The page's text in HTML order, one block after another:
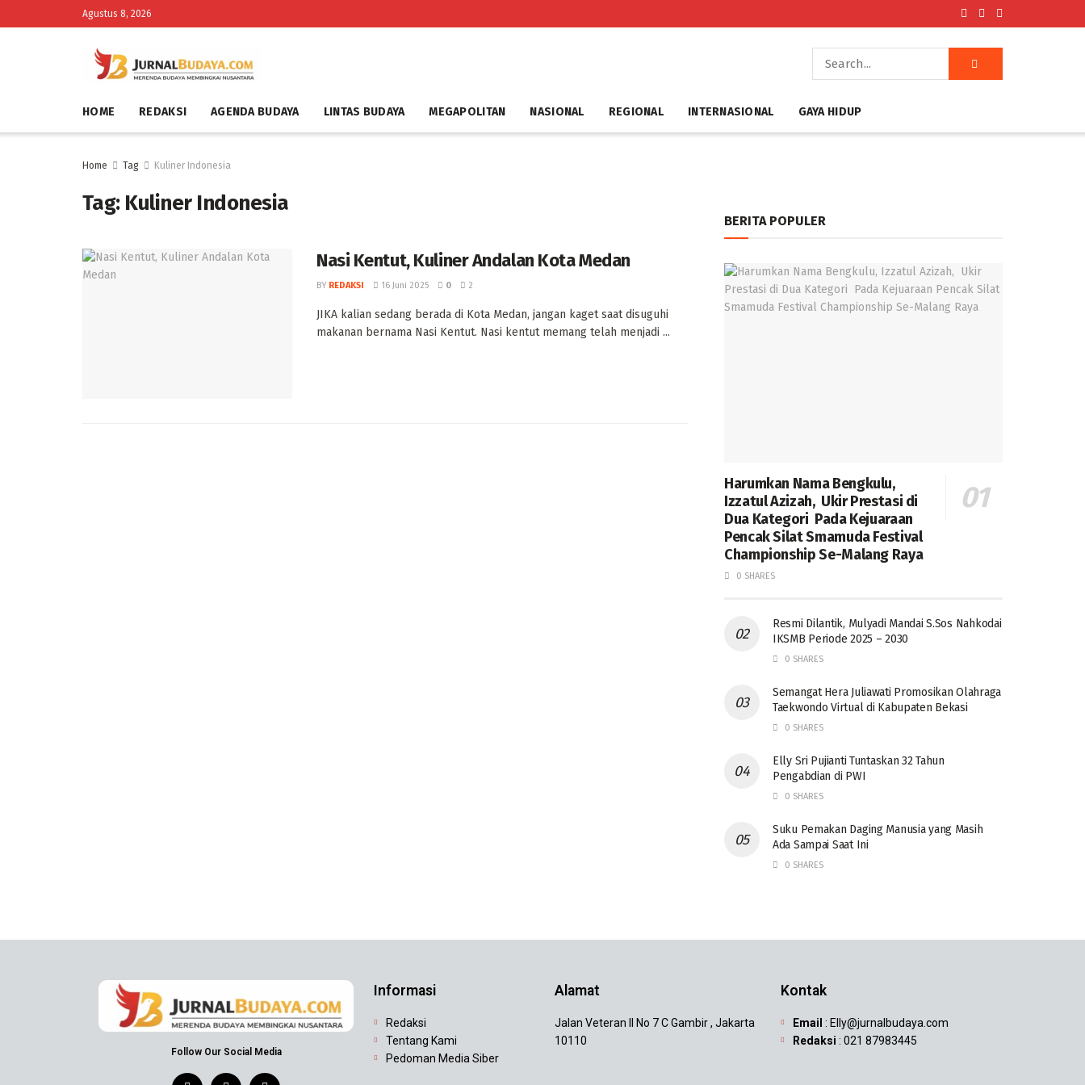
Agustus 8, 2026
HOME REDAKSI AGENDA BUDAYA LINTAS BUDAYA MEGAPOLITAN NASIONAL REGIONAL INTERNASIONAL GAYA HIDUP
Home Tag Kuliner Indonesia
Tag: Kuliner Indonesia
Nasi Kentut, Kuliner Andalan Kota Medan
BY REDAKSI 16 Juni 2025 0 2
JIKA kalian ‎sedang berada di Kota Medan, jangan kaget saat disuguhi
makanan bernama Nasi Kentut. Nasi kentut memang telah menjadi ...
BERITA POPULER
Harumkan Nama Bengkulu,
Izzatul Azizah, Ukir Prestasi di
Dua Kategori Pada Kejuaraan
Pencak Silat Smamuda Festival
Championship Se-Malang Raya
0 SHARES
Resmi Dilantik, Mulyadi Mandai S.Sos Nahkodai
IKSMB Periode 2025 – 2030
0 SHARES
Semangat Hera Juliawati Promosikan Olahraga
Taekwondo Virtual di Kabupaten Bekasi
0 SHARES
Elly Sri Pujianti Tuntaskan 32 Tahun
Pengabdian di PWI
0 SHARES
‎Suku Pemakan Daging Manusia yang Masih
Ada Sampai Saat Ini
0 SHARES
Follow Our Social Media
Informasi
Redaksi
Tentang Kami
Pedoman Media Siber
Alamat
Jalan Veteran II No 7 C Gambir , Jakarta
10110
Kontak
Email : Elly@jurnalbudaya.com
Redaksi : 021 87983445